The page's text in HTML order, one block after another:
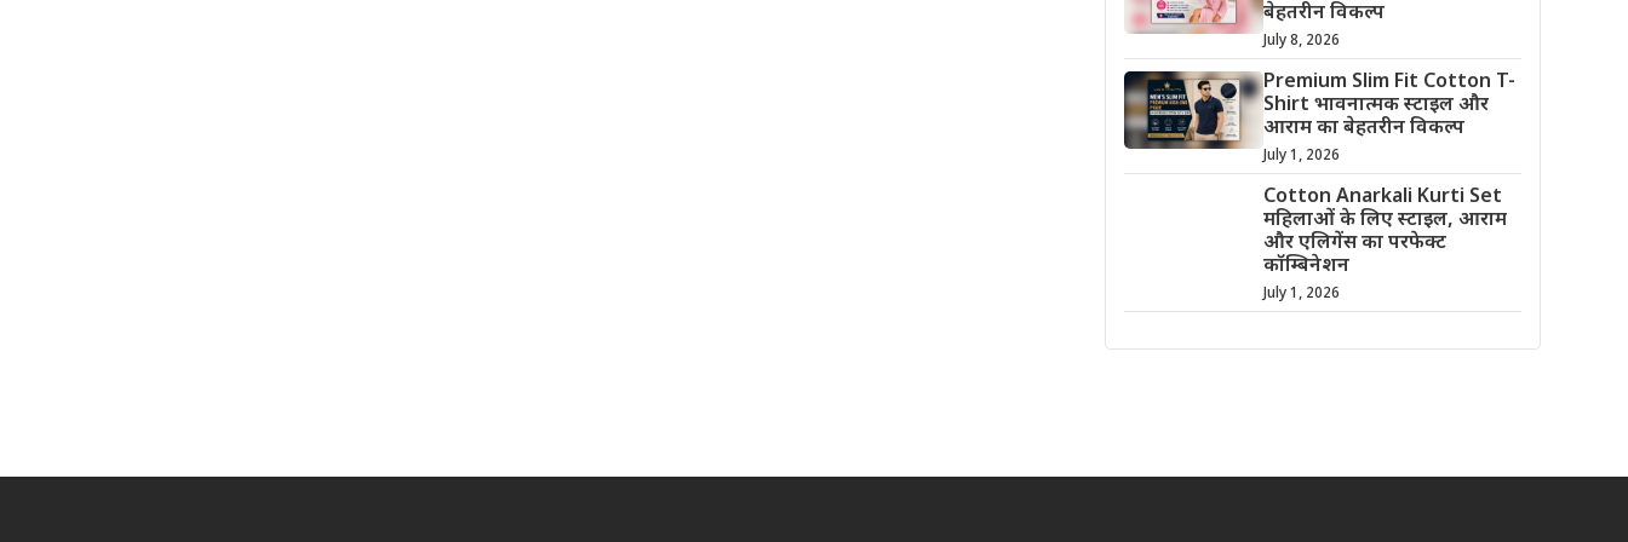
बेहतरीन विकल्प
July 8, 2026
Premium Slim Fit Cotton T-
Shirt भावनात्मक स्टाइल और
आराम का बेहतरीन विकल्प
July 1, 2026
Cotton Anarkali Kurti Set
महिलाओं के लिए स्टाइल, आराम
और एलिगेंस का परफेक्ट
कॉम्बिनेशन
July 1, 2026